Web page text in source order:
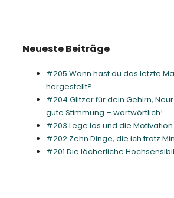
Neueste Beiträge
#205 Wann hast du das letzte
hergestellt?
#204 Glitzer für dein Gehirn,
gute Stimmung – wortwörtlich!
#203 Lege los und die
#202 Zehn Dinge, die ich trotz
#201 Die lächerliche